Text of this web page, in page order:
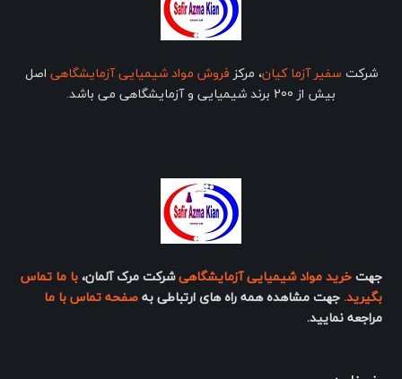
شرکت سفیر آزما کیان، مرکزفروش مواد شیمیایی آزمایشگاهی اصل
بیش از 200 برند شیمیایی و آزمایشگاهی می باشد.
جهتخرید مواد شیمیایی آزمایشگاهیشرکت مرک آلمان،با ما تماس
بگیرید. جهت مشاهده همه راه های ارتباطی بهصفحه تماس با ما
مراجعه نمایید.